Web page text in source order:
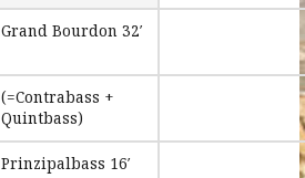
Grand Bourdon 32′
(=Contrabass +
Quintbass)
Prinzipalbass 16′